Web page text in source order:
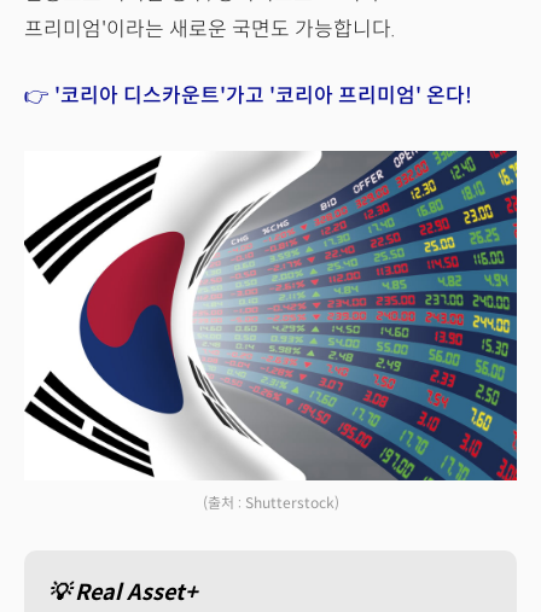
프리미엄'이라는 새로운 국면도 가능합니다.
👉 '코리아 디스카운트'가고 '코리아 프리미엄' 온다!
(출처 : Shutterstock)
💡 Real Asset+